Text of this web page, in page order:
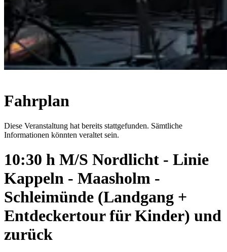
Fahrplan
Diese Veranstaltung hat bereits stattgefunden. Sämtliche
Informationen könnten veraltet sein.
10:30 h M/S Nordlicht - Linie
Kappeln - Maasholm -
Schleimünde (Landgang +
Entdeckertour für Kinder) und
zurück